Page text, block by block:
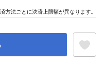
方法ごとに決済上限額が異なります。